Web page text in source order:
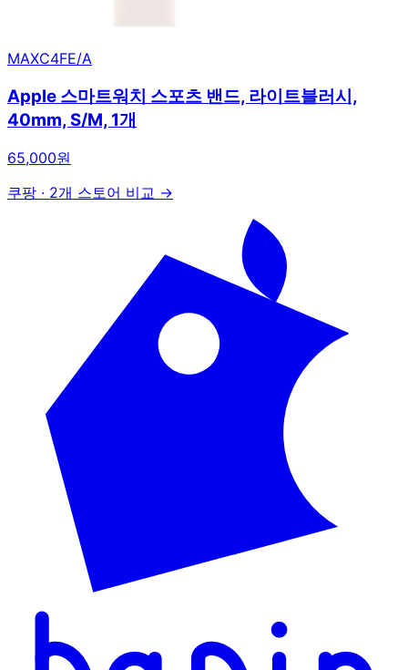
MAXC4FE/A
Apple 스마트워치 스포츠 밴드, 라이트블러시,
40mm, S/M, 1개
65,000원
쿠팡 · 2개 스토어 비교 →